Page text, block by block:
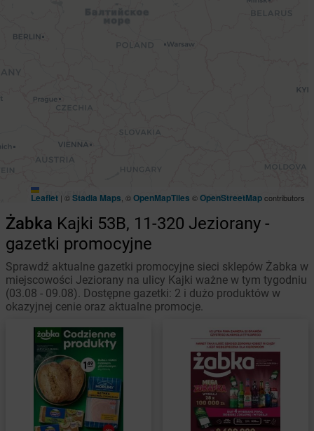
Leaflet | ©Stadia Maps , ©OpenMapTiles ©OpenStreetMapcontributors
Żabka Kajki 53B, 11-320 Jeziorany -
gazetki promocyjne
Sprawdź aktualne gazetki promocyjne sieci sklepów Żabka w
miejscowości Jeziorany na ulicy Kajki ważne w tym tygodniu
(03.08 - 09.08). Dostępne gazetki: 2 i dużo produktów w
okazyjnej cenie oraz aktualne promocje.